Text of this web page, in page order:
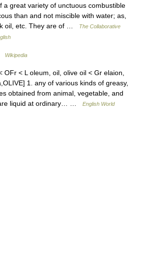
a great variety of unctuous combustible
than and not miscible with water; as,
oil, etc. They are of …
The Collaborative
Wikipedia
< L oleum, oil, olive oil < Gr elaion,
1. any of various kinds of greasy,
obtained from animal, vegetable, and
liquid at ordinary… …
English World